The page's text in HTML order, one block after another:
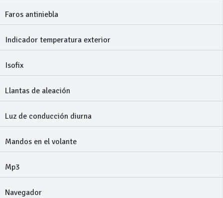
Faros antiniebla
Indicador temperatura exterior
Isofix
Llantas de aleación
Luz de conducción diurna
Mandos en el volante
Mp3
Navegador